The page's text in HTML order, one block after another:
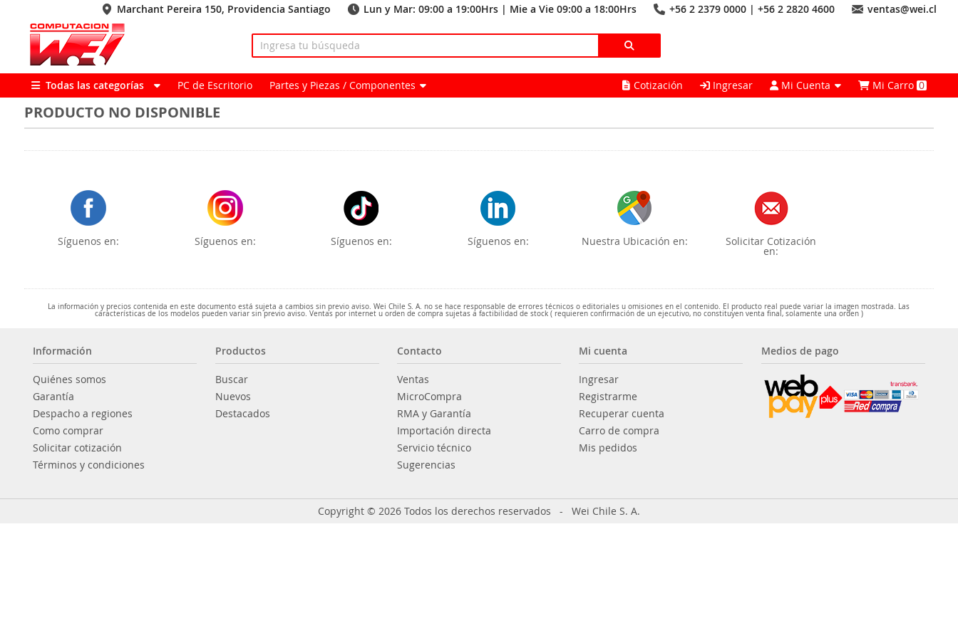
Marchant Pereira 150, Providencia Santiago Lun y Mar: 09:00 a 19:00Hrs | Mie a Vie 09:00 a 18:00Hrs +56 2 2379 0000 | +56 2 2820 4600 ventas@wei.cl
Todas las categorías PC de Escritorio Partes y Piezas / Componentes Cotización Ingresar Mi Cuenta Mi Carro0
PRODUCTO NO DISPONIBLE
Síguenos en: Síguenos en: Síguenos en: Síguenos en: Nuestra Ubicación en: Solicitar Cotización
en:
La información y precios contenida en este documento está sujeta a cambios sin previo aviso. Wei Chile S. A. no se hace responsable de errores técnicos o editoriales u omisiones en el contenido. El producto real puede variar la imagen mostrada. Las
características de los modelos pueden variar sin previo aviso. Ventas por internet u orden de compra sujetas a factibilidad de stock ( requieren confirmación de un ejecutivo, no constituyen venta final, solamente una orden )
Información
Quiénes somos
Garantía
Despacho a regiones
Como comprar
Solicitar cotización
Términos y condiciones
Productos
Buscar
Nuevos
Destacados
Contacto
Ventas
MicroCompra
RMA y Garantía
Importación directa
Servicio técnico
Sugerencias
Mi cuenta
Ingresar
Registrarme
Recuperar cuenta
Carro de compra
Mis pedidos
Medios de pago
Copyright © 2026 Todos los derechos reservados - Wei Chile S. A.